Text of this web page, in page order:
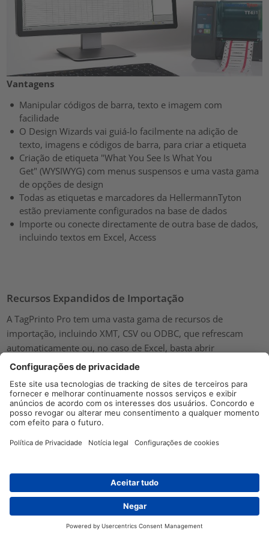
Vantagens
Manipular códigos de barra, texto e imagem com
facilidade
O Design Wizards vai guiá-lo facilmente na adição de
texto, imagens e códigos de barra, para criar a etiqueta
Criação de etiqueta "What You See Is What You
Get" (WYSIWYG) com menus suspensos e uma vasta gama
de opções de design
Todas as etiquetas e marcadores da HellermannTyton
estão previamente configurados na base de dados
Importe ou conecte directamente de outra base de dados,
incluindo textos em Excel, Access
Recursos Expandidos de Importação
A TagPrinto Pro tem uma vasta gama de recursos de
importação, incluindo XMT, CSV ou ODBC, que refrescam
automaticamente ou, no caso de Excel, basta abrir
directamente no programa. Com a TagPrint Pro, pode ver
mesmo tempo.
Automação de Impressão
Distribuidores Contacto